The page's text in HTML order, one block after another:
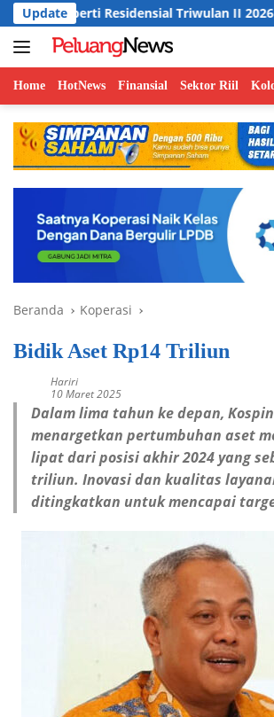
Langsung
ke
konten
UpdateTriwulan II 2026 Naik 0,69%
Home HotNews Finansial Sektor Riil
Beranda Koperasi
Bidik Aset Rp14 Triliun
Hariri
10 Maret 2025
Dalam lima tahun ke depan, Kospin
menargetkan pertumbuhan aset
lipat dari posisi akhir 2024 yang
triliun. Inovasi dan kualitas
ditingkatkan untuk mencapai